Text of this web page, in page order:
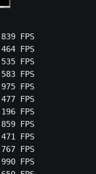
FPS
FPS
FPS
FPS
FPS
FPS
FPS
FPS
FPS
FPS
FPS